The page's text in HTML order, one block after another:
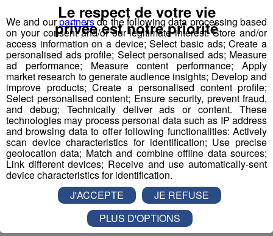
de développement pour la montagne qui vient
d’être présenté.
Jean Castex, le Premier ministre, était à Bourg-Saint-
Maurice la semaine dernière pour présenter le plan «
Avenir montagne » : 640 millions d’euros destinés à
établir une stratégie nationale.
Plusieurs pistes de travail ont été lancées : diversification
des activités pour les 4 saisons, lutte contre les lits
froids, relance des colonies de vacances et des classes
Nicolas Raynaud a contribué à l’élaboration du texte.
We and ourpartnersdo the following data processing based
on your consent and/or our legitimate interest: Store and/or
access information on a device; Select basic ads; Create a
personalised ads profile; Select personalised ads; Measure
ad performance; Measure content performance; Apply
market research to generate audience insights; Develop and
improve products; Create a personalised content profile;
Select personalised content; Ensure security, prevent fraud,
and debug; Technically deliver ads or content. These
technologies may process personal data such as IP address
and browsing data to offer following functionalities: Actively
scan device characteristics for identification; Use precise
geolocation data; Match and combine offline data sources;
Link different devices; Receive and use automatically-sent
device characteristics for identification.
Le respect de votre vie
privée est notre priorité
J'ACCEPTE
JE REFUSE
PLUS D'OPTIONS